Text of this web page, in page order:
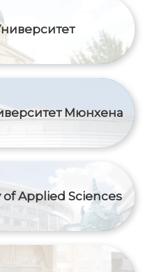
Мюнхена
Applied Sciences